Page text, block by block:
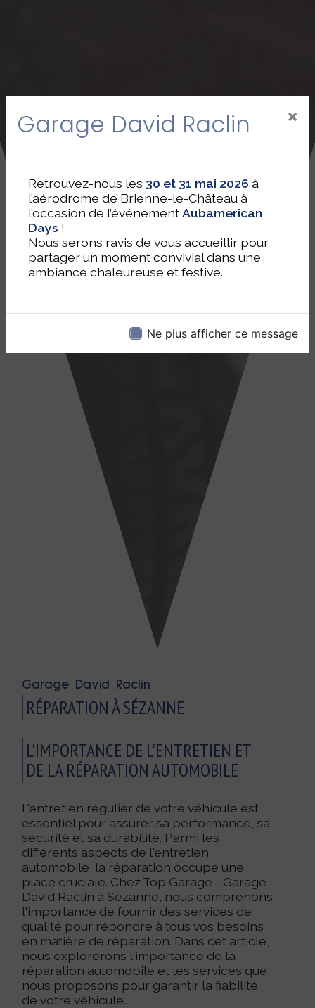
Garage David Raclin ×
Retrouvez-nous les 30 et 31 mai 2026 à
l’aérodrome de Brienne-le-Château à
l’occasion de l’événementAubamerican
Days !
Nous serons ravis de vous accueillir pour
partager un moment convivial dans une
ambiance chaleureuse et festive.
Ne plus afficher ce message
Garage David Raclin
RÉPARATION À SÉZANNE
L'IMPORTANCE DE L'ENTRETIEN ET
DE LA RÉPARATION AUTOMOBILE
L'entretien régulier de votre véhicule est
essentiel pour assurer sa performance, sa
sécurité et sa durabilité. Parmi les
différents aspects de l'entretien
automobile, la réparation occupe une
place cruciale. Chez Top Garage - Garage
David Raclin à Sézanne, nous comprenons
l'importance de fournir des services de
qualité pour répondre à tous vos besoins
en matière de réparation. Dans cet article,
nous explorerons l'importance de la
réparation automobile et les services que
nous proposons pour garantir la fiabilité
de votre véhicule.